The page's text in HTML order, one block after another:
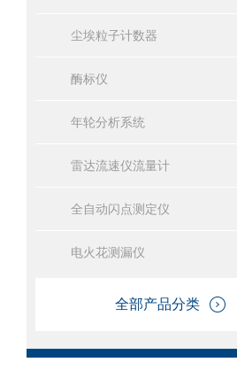
尘埃粒子计数器
酶标仪
年轮分析系统
雷达流速仪流量计
全自动闪点测定仪
电火花测漏仪
全部产品分类